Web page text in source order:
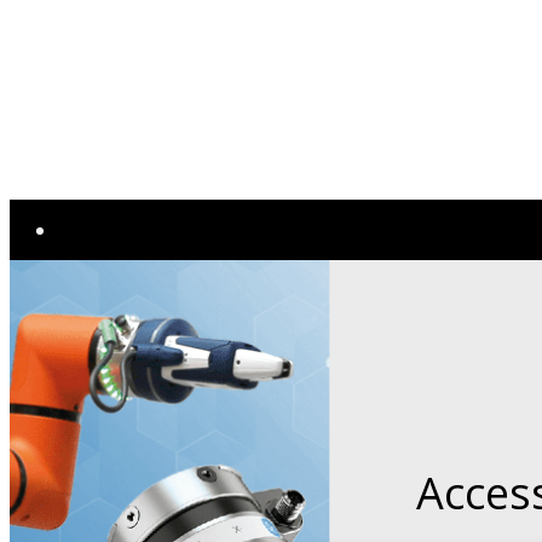
Nouveautés
MARQUES
Emco
LK Machinery
Utimac
Shimada Kitako